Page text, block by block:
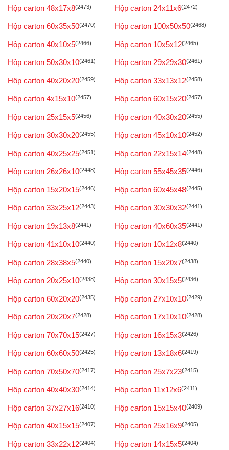
Hộp carton 48x17x8(2473) Hộp carton 24x11x6(2472)
Hộp carton 60x35x50(2470) Hộp carton 100x50x50(2468)
Hộp carton 40x10x5(2466) Hộp carton 10x5x12(2465)
Hộp carton 50x30x10(2461) Hộp carton 29x29x30(2461)
Hộp carton 40x20x20(2459) Hộp carton 33x13x12(2458)
Hộp carton 4x15x10(2457) Hộp carton 60x15x20(2457)
Hộp carton 25x15x5(2456) Hộp carton 40x30x20(2455)
Hộp carton 30x30x20(2455) Hộp carton 45x10x10(2452)
Hộp carton 40x25x25(2451) Hộp carton 22x15x14(2448)
Hộp carton 26x26x10(2448) Hộp carton 55x45x35(2446)
Hộp carton 15x20x15(2446) Hộp carton 60x45x48(2445)
Hộp carton 33x25x12(2443) Hộp carton 30x30x32(2441)
Hộp carton 19x13x8(2441) Hộp carton 40x60x35(2441)
Hộp carton 41x10x10(2440) Hộp carton 10x12x8(2440)
Hộp carton 28x38x5(2440) Hộp carton 15x20x7(2438)
Hộp carton 20x25x10(2438) Hộp carton 30x15x5(2436)
Hộp carton 60x20x20(2435) Hộp carton 27x10x10(2429)
Hộp carton 20x20x7(2428) Hộp carton 17x10x10(2428)
Hộp carton 70x70x15(2427) Hộp carton 16x15x3(2426)
Hộp carton 60x60x50(2425) Hộp carton 13x18x6(2419)
Hộp carton 70x50x70(2417) Hộp carton 25x7x23(2415)
Hộp carton 40x40x30(2414) Hộp carton 11x12x6(2411)
Hộp carton 37x27x16(2410) Hộp carton 15x15x40(2409)
Hộp carton 40x15x15(2407) Hộp carton 25x16x9(2405)
Hộp carton 33x22x12(2404) Hộp carton 14x15x5(2404)